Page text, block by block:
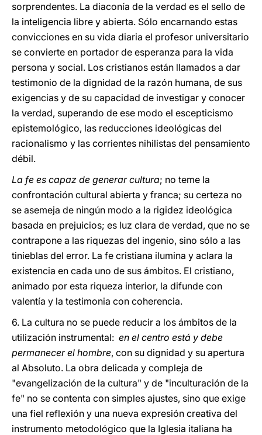
sorprendentes. La diaconía de la verdad es el sello de
la inteligencia libre y abierta. Sólo encarnando estas
convicciones en su vida diaria el profesor universitario
se convierte en portador de esperanza para la vida
persona y social. Los cristianos están llamados a dar
testimonio de la dignidad de la razón humana, de sus
exigencias y de su capacidad de investigar y conocer
la verdad, superando de ese modo el escepticismo
epistemológico, las reducciones ideológicas del
racionalismo y las corrientes nihilistas del pensamiento
débil.
La fe es capaz de generar cultura; no teme la
confrontación cultural abierta y franca; su certeza no
se asemeja de ningún modo a la rigidez ideológica
basada en prejuicios; es luz clara de verdad, que no se
contrapone a las riquezas del ingenio, sino sólo a las
tinieblas del error. La fe cristiana ilumina y aclara la
existencia en cada uno de sus ámbitos. El cristiano,
animado por esta riqueza interior, la difunde con
valentía y la testimonia con coherencia.
6. La cultura no se puede reducir a los ámbitos de la
utilización instrumental: en el centro está y debe
permanecer el hombre, con su dignidad y su apertura
al Absoluto. La obra delicada y compleja de
"evangelización de la cultura" y de "inculturación de la
fe" no se contenta con simples ajustes, sino que exige
una fiel reflexión y una nueva expresión creativa del
instrumento metodológico que la Iglesia italiana ha